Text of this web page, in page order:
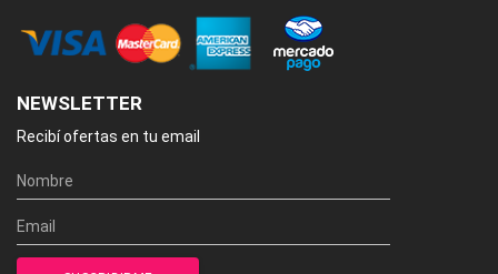
NEWSLETTER
Recibí ofertas en tu email